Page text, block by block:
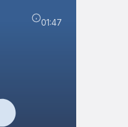
01:47